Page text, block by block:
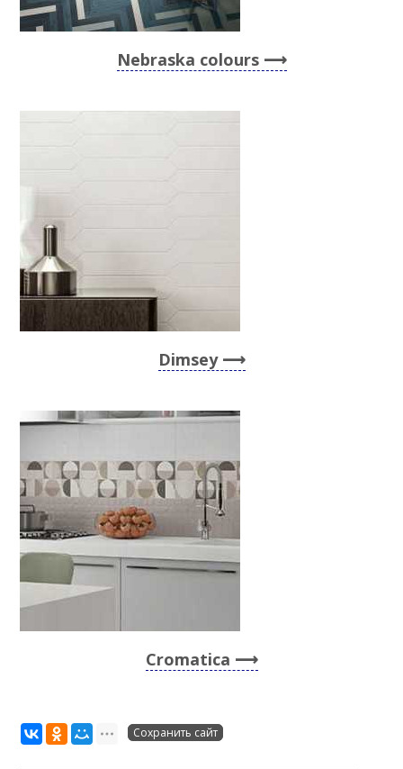
Nebraska colours
Dimsey
Cromatica
Сохранить сайт